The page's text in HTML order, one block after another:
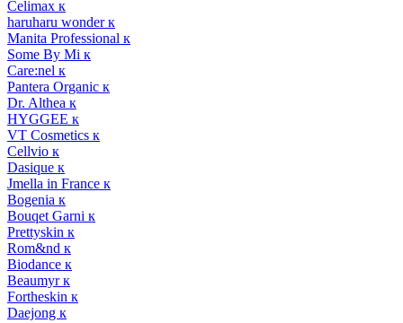
Celimax к
haruharu wonder к
Manita Professional к
Some By Mi к
Care:nel к
Pantera Organic к
Dr. Althea к
HYGGEE к
VT Cosmetics к
Cellvio к
Dasique к
Jmella in France к
Bogenia к
Bouqet Garni к
Prettyskin к
Rom&nd к
Biodance к
Beaumyr к
Fortheskin к
Daejong к